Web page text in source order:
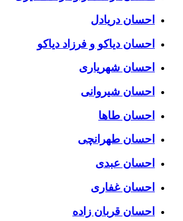
احسان دریادل
احسان دیاکو و فرزاد دیاکو
احسان شهریاری
احسان شیروانی
احسان طاها
احسان طهرانچی
احسان عبدی
احسان غفاری
احسان قربان زاده